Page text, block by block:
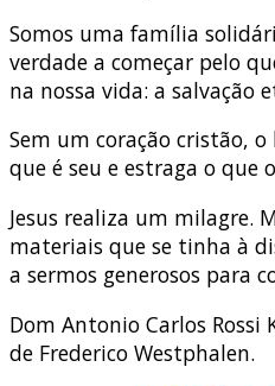
Somos uma família
verdade a começar pelo
na nossa vida: a salvação
Sem um coração cristão,
que é seu e estraga o que
Jesus realiza um milagre.
materiais que se tinha à
a sermos generosos para
Dom Antonio Carlos Rossi
de Frederico Westphalen.